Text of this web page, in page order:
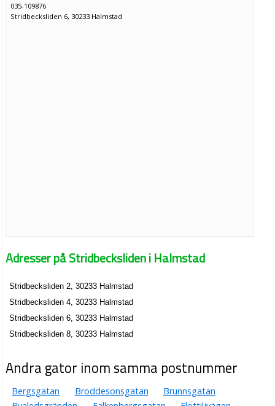
035-109876
Stridbecksliden 6, 30233 Halmstad
Adresser på Stridbecksliden i Halmstad
Stridbecksliden 2, 30233 Halmstad
Stridbecksliden 4, 30233 Halmstad
Stridbecksliden 6, 30233 Halmstad
Stridbecksliden 8, 30233 Halmstad
Andra gator inom samma postnummer
Bergsgatan Broddesonsgatan
Brunnsgatan